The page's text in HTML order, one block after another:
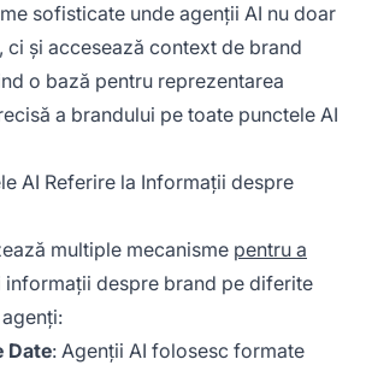
sofisticate unde agenții AI nu doar
ci și accesează context de brand
o bază pentru reprezentarea
a brandului pe toate punctele AI
AI Referire la Informații despre
multiple mecanisme pentru a
informații despre brand pe diferite
Date: Agenții AI folosesc formate